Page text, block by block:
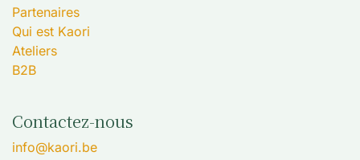
Partenaires
Qui est Kaori
Ateliers
B2B
Contactez-nous
info@kaori.be